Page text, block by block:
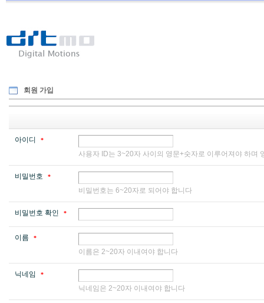
-
Digital
회원 가입
아이디 *
사용자 ID는 3~20자 사이의 영문+숫자로 이루어져야 하며
비밀번호 *
비밀번호는 6~20자로 되어야 합니다
비밀번호 확인 *
이름 *
이름은 2~20자 이내여야 합니다
닉네임 *
닉네임은 2~20자 이내여야 합니다